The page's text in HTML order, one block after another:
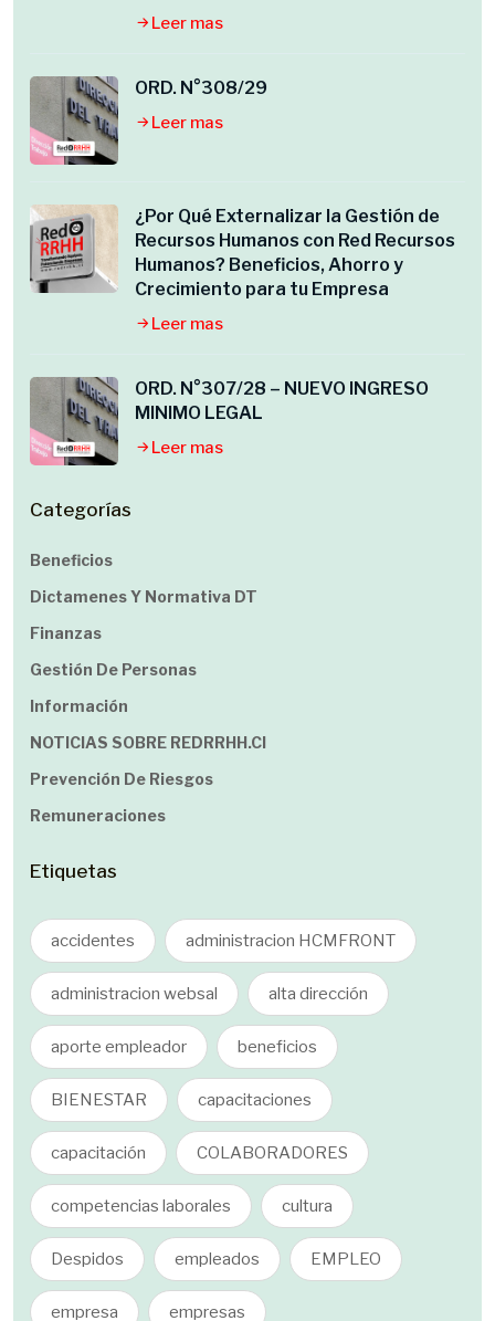
Leer mas
ORD. N°308/29
Leer mas
¿Por Qué Externalizar la Gestión de
Recursos Humanos con Red Recursos
Humanos? Beneficios, Ahorro y
Crecimiento para tu Empresa
Leer mas
ORD. N°307/28 – NUEVO INGRESO
MINIMO LEGAL
Leer mas
Categorías
Beneficios
Dictamenes Y Normativa DT
Finanzas
Gestión De Personas
Información
NOTICIAS SOBRE REDRRHH.cl
Prevención De Riesgos
Remuneraciones
Etiquetas
accidentes administracion HCMFRONT
administracion websal alta dirección
aporte empleador beneficios
BIENESTAR capacitaciones
capacitación COLABORADORES
competencias laborales cultura
Despidos empleados EMPLEO
empresa empresas